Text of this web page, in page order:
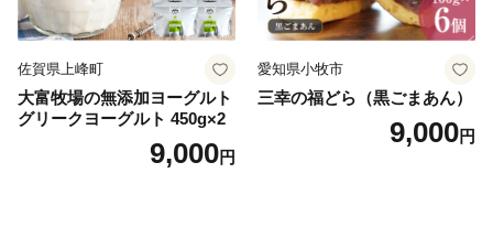
佐賀県上峰町
大富牧場の無添加ヨーグルト
グリークヨーグルト 450g×2
9,000円
愛知県小牧市
三幸の福どら（黒ごまあん）
9,000円